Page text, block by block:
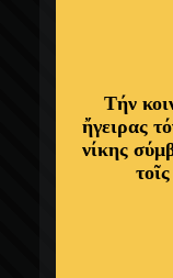
Τήν
ἤγειρας
νίκης